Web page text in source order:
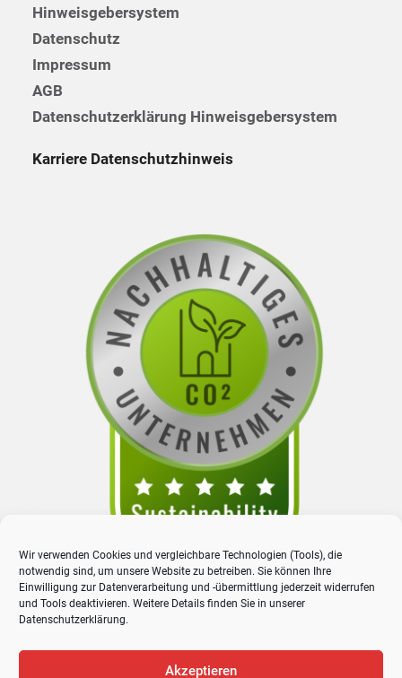
Wir verwenden Cookies und vergleichbare Technologien (Tools), die
notwendig sind, um unsere Website zu betreiben. Sie können Ihre
Einwilligung zur Datenverarbeitung und -übermittlung jederzeit widerrufen
und Tools deaktivieren. Weitere Details finden Sie in unserer
Datenschutzerklärung.
Akzeptieren
Hinweisgebersystem
Datenschutz
Impressum
AGB
Datenschutzerklärung Hinweisgebersystem
Karriere Datenschutzhinweis